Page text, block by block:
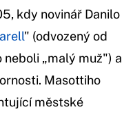
kdy novinář Danilo
" (odvozený od
„malý muž") a
Masottiho
městské